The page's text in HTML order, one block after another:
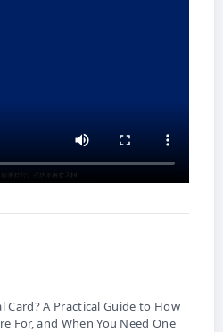
Card? A Practical Guide to How
For, and When You Need One